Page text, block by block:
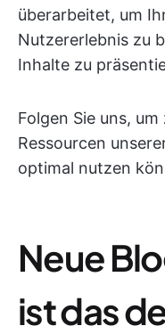
überarbeitet, um
Nutzererlebnis zu
Inhalte zu
Folgen Sie uns,
Ressourcen
optimal nutzen
Neue
ist das